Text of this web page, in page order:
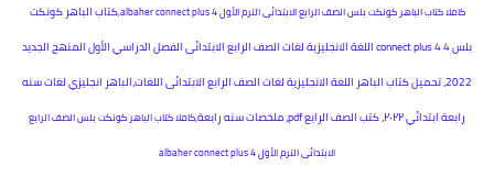
كاملا كتاب الباهر كونكت بلس الصف الرابع الابتدائى الترم الأول albaher connect plus 4,
كتاب الباهر كونكت
بلس 4 connect plus 4 اللغة الانجليزية لغات الصف الرابع الابتدائى الفصل الدراسي الأول المنهج الجديد
2022، تحميل كتاب الباهر اللغة الانجليزية لغات الصف الرابع الابتدائى اللغات،الباهر انجليزي لغات سنه
رابعة ابتدائي ٢٠٢٢، كتب الصف الرابع pdf، ملخصات سنه رابعة,
كاملا كتاب الباهر كونكت بلس الصف الرابع
الابتدائى الترم الأول albaher connect plus 4